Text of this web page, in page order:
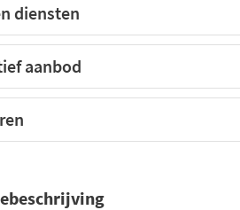
diensten
aanbod